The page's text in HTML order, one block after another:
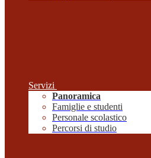
Servizi
Panoramica
Famiglie e studenti
Personale scolastico
Percorsi di studio